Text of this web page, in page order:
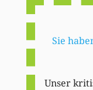
Sie
Unser